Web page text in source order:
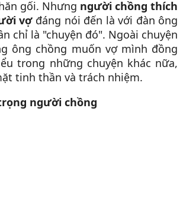
gối. Nhưng người chồng thích
vợđáng nói đến là với đàn ông
chỉ là "chuyện đó". Ngoài chuyện
ông chồng muốn vợ mình đồng
trong những chuyện khác nữa,
tinh thần và trách nhiệm.
người chồng